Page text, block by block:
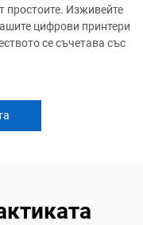
простоите. Изживейте
цифрови принтери
се съчетава със